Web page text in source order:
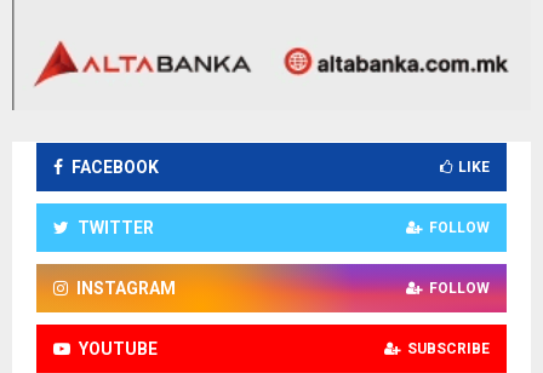
FACEBOOK LIKE
TWITTER FOLLOW
INSTAGRAM FOLLOW
YOUTUBE SUBSCRIBE